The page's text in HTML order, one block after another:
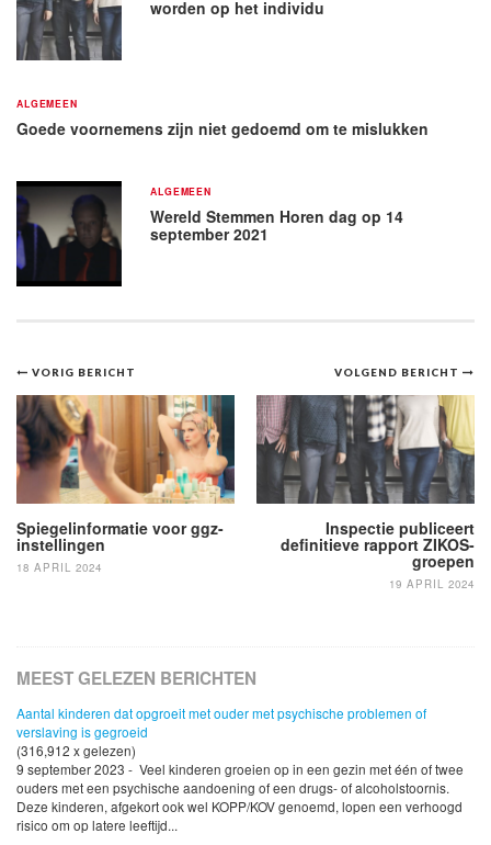
worden op het individu
ALGEMEEN
Goede voornemens zijn niet gedoemd om te mislukken
ALGEMEEN
Wereld Stemmen Horen dag op 14
september 2021
Bericht
navigatie
VOLGEND BERICHT
Inspectie publiceert
definitieve rapport ZIKOS-
groepen
19 APRIL 2024
VORIG BERICHT
Spiegelinformatie voor ggz-
instellingen
18 APRIL 2024
MEEST GELEZEN BERICHTEN
Aantal kinderen dat opgroeit met ouder met psychische problemen of
verslaving is gegroeid
(316,912 x gelezen)
9 september 2023 - Veel kinderen groeien op in een gezin met één of twee
ouders met een psychische aandoening of een drugs- of alcoholstoornis.
Deze kinderen, afgekort ook wel KOPP/KOV genoemd, lopen een verhoogd
risico om op latere leeftijd...